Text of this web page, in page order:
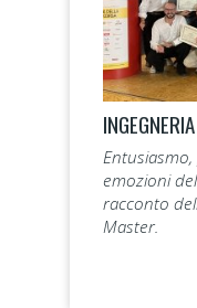
emozioni
racconto
Master.